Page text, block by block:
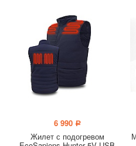
6 990 a
Жилет с подогревом